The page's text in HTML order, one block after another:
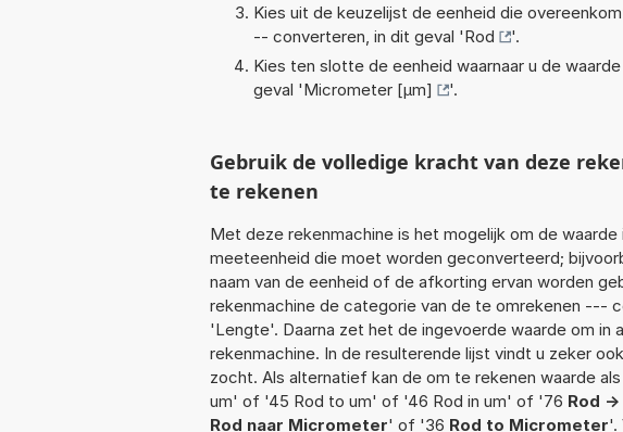
Kies uit de keuzelijst de eenheid die
-- converteren, in dit geval 'Rod
'.
Kies ten slotte de eenheid waarnaar u de
geval 'Micrometer [µm] '.
Gebruik de volledige kracht van deze
te rekenen
Met deze rekenmachine is het mogelijk om de
meeteenheid die moet worden geconverteerd;
naam van de eenheid of de afkorting ervan worden
rekenmachine de categorie van de te omrekenen ---
'Lengte'. Daarna zet het de ingevoerde waarde om in
rekenmachine. In de resulterende lijst vindt u zeker
zocht. Als alternatief kan de om te rekenen waarde
um' of '45 Rod to um' of '46 Rod in um' of '76 Rod -
Rod naar Micrometer' of '36 Rod to Micrometer'.